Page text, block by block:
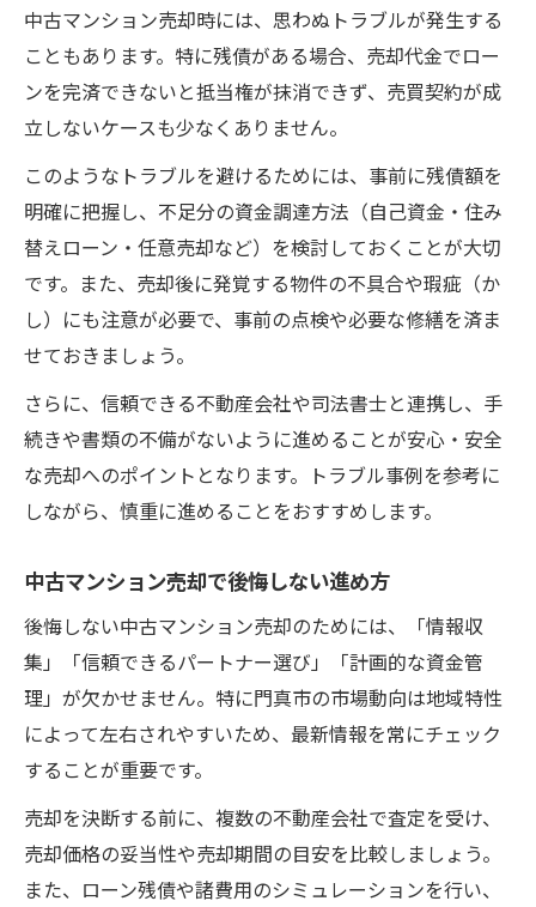
中古マンション売却時には、思わぬトラブルが発生する
こともあります。特に残債がある場合、売却代金でロー
ンを完済できないと抵当権が抹消できず、売買契約が成
立しないケースも少なくありません。
このようなトラブルを避けるためには、事前に残債額を
明確に把握し、不足分の資金調達方法（自己資金・住み
替えローン・任意売却など）を検討しておくことが大切
です。また、売却後に発覚する物件の不具合や瑕疵（か
し）にも注意が必要で、事前の点検や必要な修繕を済ま
せておきましょう。
さらに、信頼できる不動産会社や司法書士と連携し、手
続きや書類の不備がないように進めることが安心・安全
な売却へのポイントとなります。トラブル事例を参考に
しながら、慎重に進めることをおすすめします。
中古マンション売却で後悔しない進め方
後悔しない中古マンション売却のためには、「情報収
集」「信頼できるパートナー選び」「計画的な資金管
理」が欠かせません。特に門真市の市場動向は地域特性
によって左右されやすいため、最新情報を常にチェック
することが重要です。
売却を決断する前に、複数の不動産会社で査定を受け、
売却価格の妥当性や売却期間の目安を比較しましょう。
また、ローン残債や諸費用のシミュレーションを行い、